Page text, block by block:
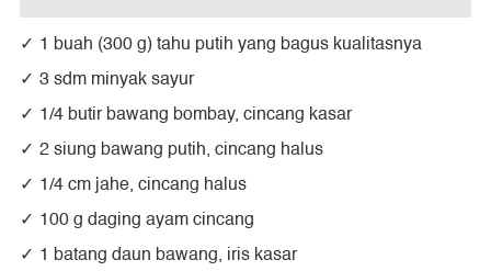
1 buah (300 g) tahu putih yang bagus kualitasnya
3 sdm minyak sayur
1/4 butir bawang bombay, cincang kasar
2 siung bawang putih, cincang halus
1/4 cm jahe, cincang halus
100 g daging ayam cincang
1 batang daun bawang, iris kasar